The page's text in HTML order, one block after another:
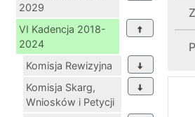
2029
VI Kadencja 2018-
2024
Komisja Rewizyjna
Komisja Skarg,
Wniosków i Petycji